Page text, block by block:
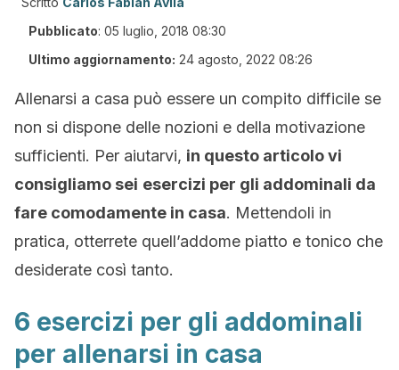
Pubblicato: 05 luglio, 2018 08:30
Ultimo aggiornamento: 24 agosto, 2022 08:26
Allenarsi a casa può essere un compito difficile se
non si dispone delle nozioni e della motivazione
sufficienti. Per aiutarvi, in questo articolo vi
consigliamo sei esercizi per gli addominali da
fare comodamente in casa. Mettendoli in
pratica, otterrete quell’addome piatto e tonico che
desiderate così tanto.
6 esercizi per gli addominali
per allenarsi in casa